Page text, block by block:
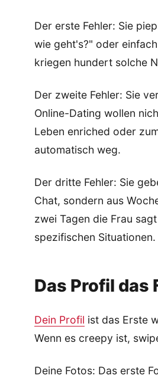
Der erste Fehler: Sie
wie geht's?" oder
kriegen hundert solche
Der zweite Fehler: Sie
Online-Dating wollen
Leben enriched oder
automatisch weg.
Der dritte Fehler: Sie
Chat, sondern aus
zwei Tagen die Frau
spezifischen Situationen.
Das Profil das
Dein Profil ist das Erste
Wenn es creepy ist,
Deine Fotos: Das erste